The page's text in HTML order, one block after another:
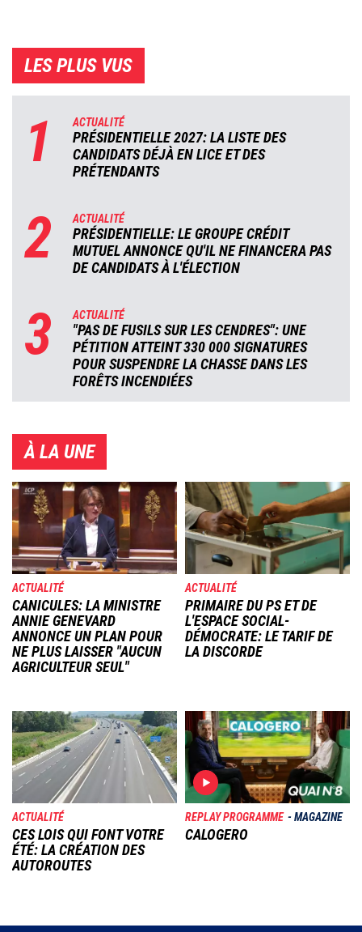
LES PLUS VUS
1 ACTUALITÉ
PRÉSIDENTIELLE 2027: LA LISTE DES
CANDIDATS DÉJÀ EN LICE ET DES
PRÉTENDANTS
2 ACTUALITÉ
PRÉSIDENTIELLE: LE GROUPE CRÉDIT
MUTUEL ANNONCE QU'IL NE FINANCERA PAS
DE CANDIDATS À L'ÉLECTION
3 ACTUALITÉ
"PAS DE FUSILS SUR LES CENDRES": UNE
PÉTITION ATTEINT 330 000 SIGNATURES
POUR SUSPENDRE LA CHASSE DANS LES
FORÊTS INCENDIÉES
À LA UNE
Image
ACTUALITÉ
CANICULES: LA MINISTRE
ANNIE GENEVARD
ANNONCE UN PLAN POUR
NE PLUS LAISSER "AUCUN
AGRICULTEUR SEUL"
Image
ACTUALITÉ
PRIMAIRE DU PS ET DE
L'ESPACE SOCIAL-
DÉMOCRATE: LE TARIF DE
LA DISCORDE
Image
ACTUALITÉ
CES LOIS QUI FONT VOTRE
ÉTÉ: LA CRÉATION DES
AUTOROUTES
Image
REPLAY PROGRAMME MAGAZINE
CALOGERO